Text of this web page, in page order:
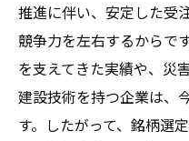
推進に伴い、安定した受
競争力を左右するからで
を支えてきた実績や、災
建設技術を持つ企業は、
す。したがって、銘柄選